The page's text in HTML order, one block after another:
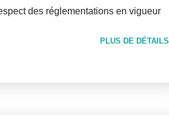
des réglementations en vigueur
PLUS DE DÉTAILS